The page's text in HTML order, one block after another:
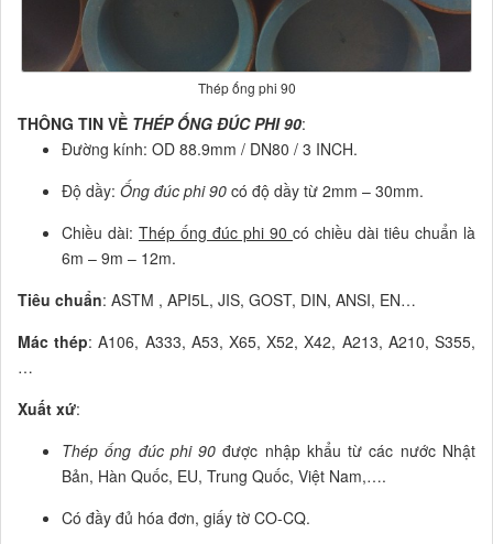
Thép ống phi 90
THÔNG TIN VỀ THÉP ỐNG ĐÚC PHI 90:
Đường kính: OD 88.9mm / DN80 / 3 INCH.
Độ dầy: Ống đúc phi 90 có độ dầy từ 2mm – 30mm.
Chiều dài: Thép ống đúc phi 90 có chiều dài tiêu chuẩn là
6m – 9m – 12m.
Tiêu chuẩn: ASTM , API5L, JIS, GOST, DIN, ANSI, EN…
Mác thép: A106, A333, A53, X65, X52, X42, A213, A210, S355,
…
Xuất xứ:
Thép ống đúc phi 90được nhập khẩu từ các nước Nhật
Bản, Hàn Quốc, EU, Trung Quốc, Việt Nam,….
Có đầy đủ hóa đơn, giấy tờ CO-CQ.